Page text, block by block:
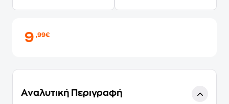
9,99€
Αναλυτική Περιγραφή